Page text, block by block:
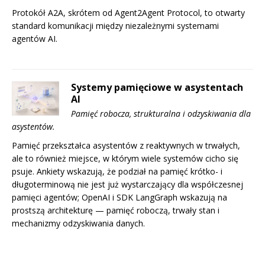
Protokół A2A, skrótem od Agent2Agent Protocol, to otwarty
standard komunikacji między niezależnymi systemami
agentów AI.
Systemy pamięciowe w asystentach
AI
Pamięć robocza, strukturalna i odzyskiwania dla
asystentów.
Pamięć przekształca asystentów z reaktywnych w trwałych,
ale to również miejsce, w którym wiele systemów cicho się
psuje. Ankiety wskazują, że podział na pamięć krótko- i
długoterminową nie jest już wystarczający dla współczesnej
pamięci agentów; OpenAI i SDK LangGraph wskazują na
prostszą architekturę — pamięć roboczą, trwały stan i
mechanizmy odzyskiwania danych.